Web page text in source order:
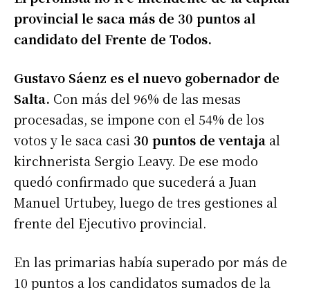
provincial le saca más de 30 puntos al
candidato del Frente de Todos.
Gustavo Sáenz es el nuevo gobernador de
Salta. Con más del 96% de las mesas
procesadas, se impone con el 54% de los
votos y le saca casi 30 puntos de ventaja al
kirchnerista Sergio Leavy. De ese modo
quedó confirmado que sucederá a Juan
Manuel Urtubey, luego de tres gestiones al
frente del Ejecutivo provincial.
En las primarias había superado por más de
10 puntos a los candidatos sumados de la